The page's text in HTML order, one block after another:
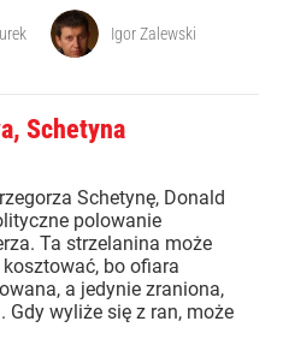
Igor Zalewski
Schetyna
Schetynę, Donald
polowanie
Ta strzelanina może
kosztować, bo ofiara
a jedynie zraniona,
Gdy wyliże się z ran, może